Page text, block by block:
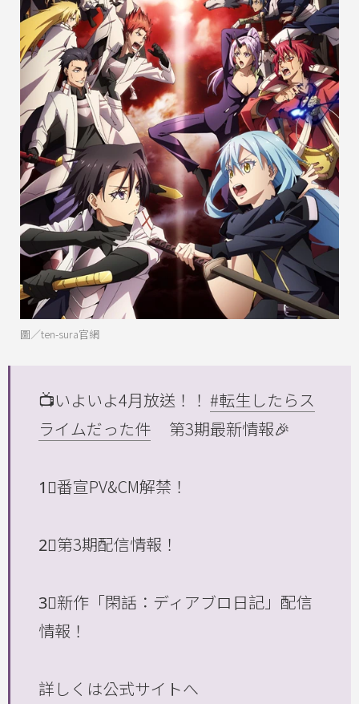
圖／ten-sura官網
📺いよいよ4月放送！！ #転生したらス
ライムだった件
第3期最新情報🎉
1⃣番宣PV&CM解禁！
2⃣第3期配信情報！
3⃣新作「閑話：ディアブロ日記」配信
情報！
詳しくは公式サイトへ